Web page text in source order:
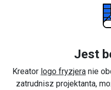
Jest
Kreator logo fryzjera nie
zatrudnisz projektanta,